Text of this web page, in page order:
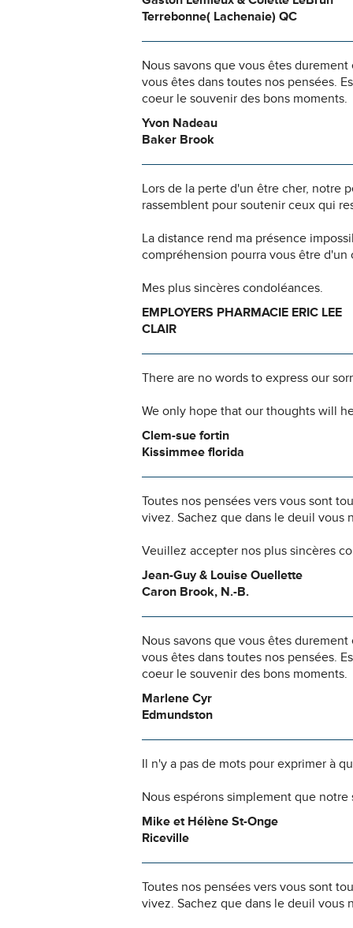
Terrebonne( Lachenaie) QC
Nous savons que vous êtes
vous êtes dans toutes nos pensées.
coeur le souvenir des bons moments.
Yvon Nadeau
Baker Brook
Lors de la perte d'un être cher, notre
rassemblent pour soutenir ceux qui
La distance rend ma présence
compréhension pourra vous être d'un
Mes plus sincères condoléances.
EMPLOYERS PHARMACIE ERIC LEE
CLAIR
There are no words to express our
We only hope that our thoughts will
Clem-sue fortin
Kissimmee florida
Toutes nos pensées vers vous sont
vivez. Sachez que dans le deuil vous
Veuillez accepter nos plus sincères
Jean-Guy & Louise Ouellette
Caron Brook, N.-B.
Nous savons que vous êtes
vous êtes dans toutes nos pensées.
coeur le souvenir des bons moments.
Marlene Cyr
Edmundston
Il n'y a pas de mots pour exprimer à
Nous espérons simplement que
Mike et Hélène St-Onge
Riceville
Toutes nos pensées vers vous sont
vivez. Sachez que dans le deuil vous